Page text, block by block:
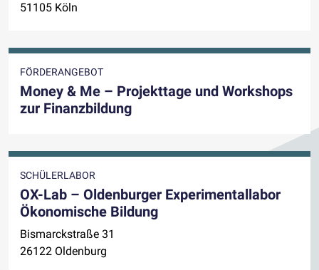
51105 Köln
FÖRDERANGEBOT
Money & Me – Projekttage und Workshops
zur Finanzbildung
SCHÜLERLABOR
OX-Lab – Oldenburger Experimentallabor
Ökonomische Bildung
Bismarckstraße 31
26122 Oldenburg